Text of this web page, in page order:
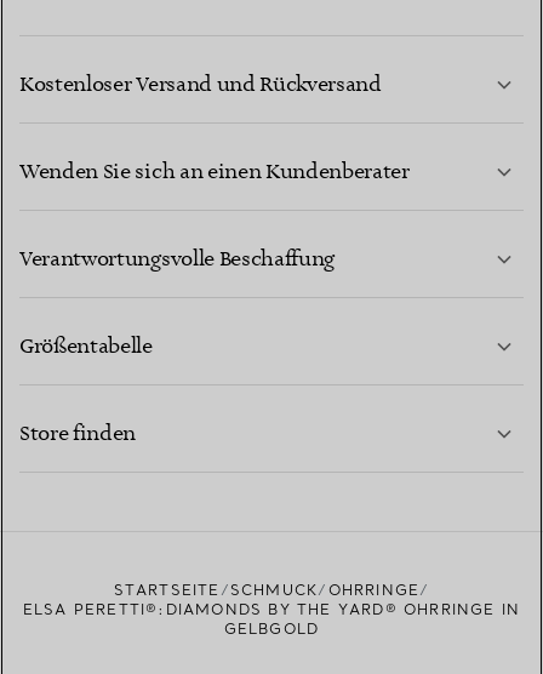
Kostenloser Versand und Rückversand
Wenden Sie sich an einen Kundenberater
Verantwortungsvolle Beschaffung
Größentabelle
Store finden
STARTSEITE SCHMUCK
OHRRINGE
ELSA PERETTI®:DIAMONDS BY THE YARD® OHRRINGE IN
GELBGOLD